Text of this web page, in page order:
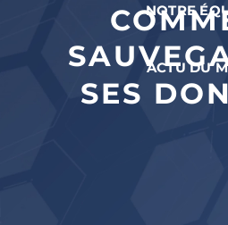
NOTRE
ACTU DU
SES